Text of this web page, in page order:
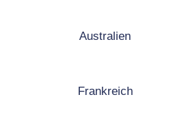
Australien
Frankreich